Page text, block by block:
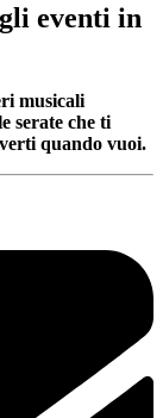
eventi in
musicali
serate che ti
quando vuoi.